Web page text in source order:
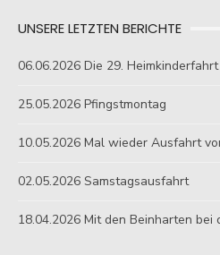
UNSERE LETZTEN BERICHTE
06.06.2026 Die 29.
25.05.2026 Pfingstmontag
10.05.2026 Mal wieder Ausfahrt
02.05.2026 Samstagsausfahrt
18.04.2026 Mit den Beinharten bei